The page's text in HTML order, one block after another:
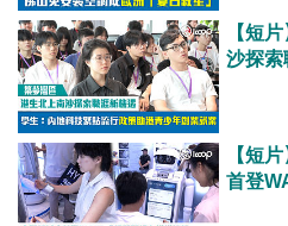
【短
沙探索
【短
首登